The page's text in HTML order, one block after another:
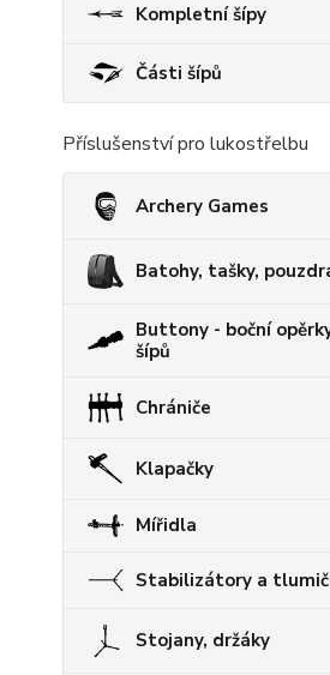
Kompletní šípy
Části šípů
Příslušenství pro lukostřelbu
Archery Games
Batohy, tašky,
Buttony - boční
šípů
Chrániče
Klapačky
Mířidla
Stabilizátory a
Stojany, držáky